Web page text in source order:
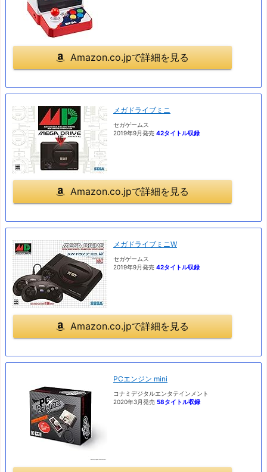
Amazon.co.jpで詳細を見る
メガドライブミニ
セガゲームス
2019年9月発売 42タイトル収録
Amazon.co.jpで詳細を見る
メガドライブミニW
セガゲームス
2019年9月発売 42タイトル収録
Amazon.co.jpで詳細を見る
PCエンジン mini
コナミデジタルエンタテインメント
2020年3月発売 58タイトル収録